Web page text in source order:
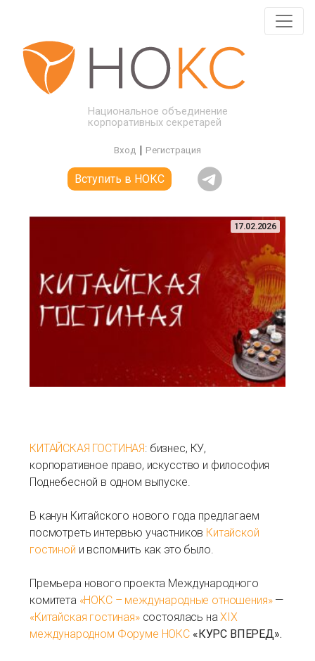
Национальное объединение
корпоративных секретарей
Вход | Регистрация
Вступить в НОКС
17.02.2026
КИТАЙСКАЯ ГОСТИНАЯ: бизнес, КУ,
корпоративное право, искусство и философия
Поднебесной в одном выпуске.
В канун Китайского нового года предлагаем
посмотреть интервью участников Китайской
гостиной и вспомнить как это было.
Премьера нового проекта Международного
комитета «НОКС – международные отношения»—
«Китайская гостиная»состоялась наXIX
международном Форуме НОКС «КУРС ВПЕРЕД».